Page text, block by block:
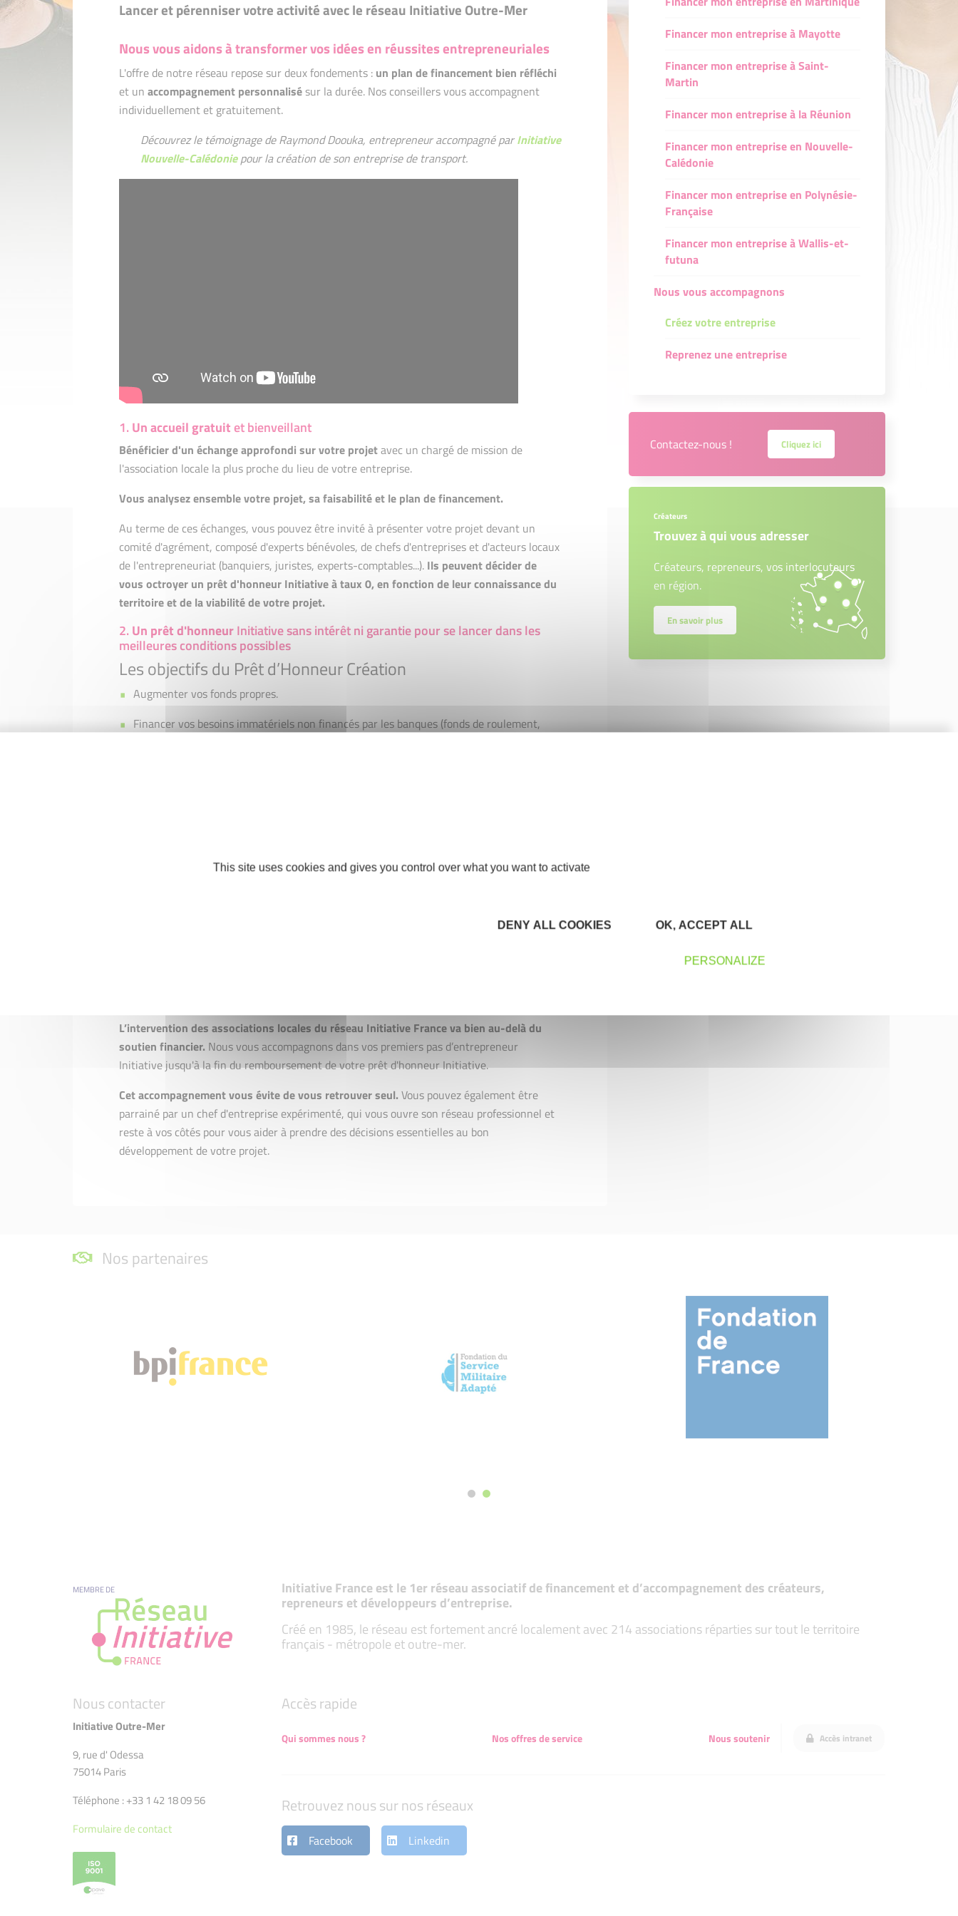
Lancer et pérenniser votre activité avec le réseau Initiative Outre-Mer
Nous vous aidons à transformer vos idées en réussites entrepreneuriales
L'offre de notre réseau repose sur deux fondements : un plan de financement bien réfléchi
et un accompagnement personnalisésur la durée. Nos conseillers vous accompagnent
individuellement et gratuitement.
Découvrez le témoignage de Raymond Doouka, entrepreneur accompagné parInitiative
Nouvelle-Calédoniepour la création de son entreprise de transport.
1. Un accueil gratuitet bienveillant
Bénéficier d'un échange approfondi sur votre projetavec un chargé de mission de
l'association locale la plus proche du lieu de votre entreprise.
Vous analysez ensemble votre projet, sa faisabilité et le plan de financement.
Au terme de ces échanges, vous pouvez être invité à présenter votre projet devant un
comité d'agrément, composé d'experts bénévoles, de chefs d'entreprises et d'acteurs locaux
de l'entrepreneuriat (banquiers, juristes, experts-comptables...). Ils peuvent décider de
vous octroyer un prêt d'honneur Initiative à taux 0, en fonction de leur connaissance du
territoire et de la viabilité de votre projet.
2.Un prêt d'honneurInitiative sans intérêt ni garantie pour se lancer dans les
meilleures conditions possibles
Les objectifs du Prêt d’Honneur Création
Augmenter vos fonds propres.
Financer vos besoins immatériels non financés par les banques (fonds de roulement,
L’intervention des associations locales du réseau Initiative France va bien au-delà du
soutien financier. Nous vous accompagnons dans vos premiers pas d’entrepreneur
Initiative jusqu'à la fin du remboursement de votre prêt d'honneur Initiative.
Cet accompagnement vous évite de vous retrouver seul. Vous pouvez également être
parrainé par un chef d'entreprise expérimenté, qui vous ouvre son réseau professionnel et
reste à vos côtés pour vous aider à prendre des décisions essentielles au bon
développement de votre projet.
Financer mon entreprise à Mayotte
Financer mon entreprise à Saint-
Martin
Financer mon entreprise à la Réunion
Financer mon entreprise en Nouvelle-
Calédonie
Financer mon entreprise en Polynésie-
Française
Financer mon entreprise à Wallis-et-
futuna
Nous vous accompagnons
Créez votre entreprise
Reprenez une entreprise
Contactez-nous ! Cliquez ici
Créateurs
Trouvez à qui vous adresser
Créateurs, repreneurs, vos interlocuteurs
en région.
En savoir plus
Nos partenaires
MEMBRE DE Initiative France est le 1er réseau associatif de financement et d’accompagnement des créateurs,
repreneurs et développeurs d’entreprise.
Créé en 1985, le réseau est fortement ancré localement avec 214 associations réparties sur tout le territoire
français - métropole et outre-mer.
Nous contacter
Initiative Outre-Mer
9, rue d' Odessa
75014 Paris
Téléphone : +33 1 42 18 09 56
Formulaire de contact
Accès rapide
Qui sommes nous ? Nos offres de service Nous soutenir Accès intranet
Retrouvez nous sur nos réseaux
Facebook Linkedin
This site uses cookies and gives you control over what you want to activate
OK, ACCEPT ALL
DENY ALL COOKIES
PERSONALIZE